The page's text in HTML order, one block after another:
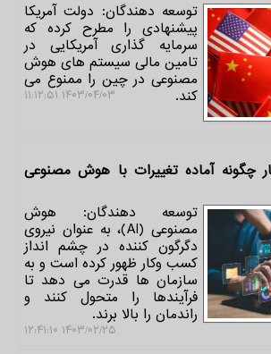
توسعه دهندگان: دولت آمریکا
پیشنهادی را مطرح کرده که
سرمایه گذاری آمریکایی در
تامین مالی سیستم های هوش
مصنوعی در چین را ممنوع می
کند. ۱۴۰۳/۰۴/۰۳ ۱۱:۱۲:۵۱
چگونه آماده تغییرات با هوش مصنوعی
توسعه دهندگان: هوش
مصنوعی (AI)، به عنوان نیروی
دگرگون کننده در چشم انداز
کسب وکار ظهور کرده است و به
سازمان ها قدرت می دهد تا
فرآیندها را متحول کنند و
راندمان را بالا برند.
۱۴۰۳/۰۲/۲۵ ۱۲:۴۱:۱۰